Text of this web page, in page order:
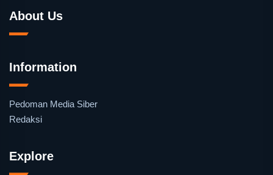
About Us
Information
Pedoman Media Siber
Redaksi
Explore